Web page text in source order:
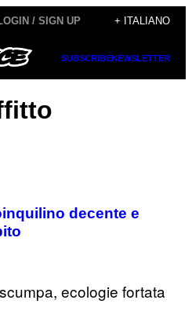
/ SIGN UP + ITALIANO
SUBSCRIBENEWSLETTER
decente e